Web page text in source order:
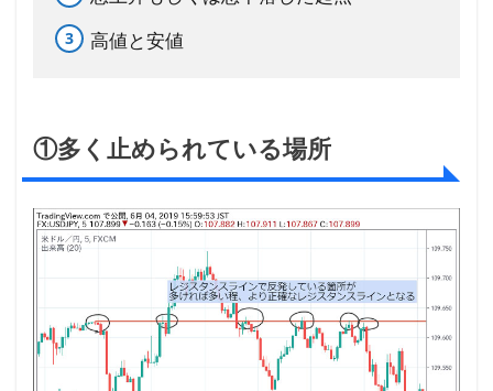
高値と安値
①多く止められている場所